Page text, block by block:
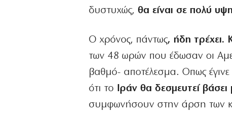
δυστυχώς, θα είναι σε πολύ
Ο χρόνος, πάντως, ήδη τρέχει.
των 48 ωρών που έδωσαν οι
βαθμό- αποτέλεσμα. Οπως
ότι το
Ιράν θα δεσμευτεί
συμφωνήσουν στην άρση των